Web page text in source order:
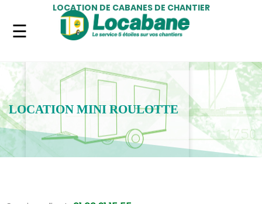
LOCATION DE CABANES DE CHANTIER
LOCATION MINI ROULOTTE